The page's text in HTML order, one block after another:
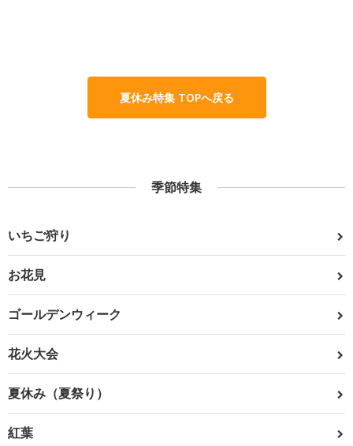
夏休み特集 TOPへ戻る
季節特集
いちご狩り
お花見
ゴールデンウィーク
花火大会
夏休み（夏祭り）
紅葉